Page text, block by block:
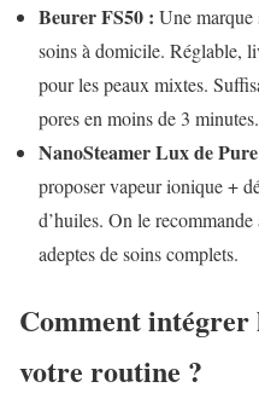
Beurer FS50 : Une marque
soins à domicile. Réglable,
pour les peaux mixtes.
pores en moins de 3 minutes.
NanoSteamer Lux de
proposer vapeur ionique +
d’huiles. On le
adeptes de soins complets.
Comment intégrer
votre routine ?